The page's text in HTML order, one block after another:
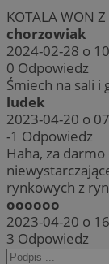
KOTALA WON Z
chorzowiak
2024-02-28 o
0 Odpowiedz
Śmiech na sali i
ludek
2023-04-20 o
-1 Odpowiedz
Haha, za darmo
rynkowych z
oooooo
2023-04-20 o
3 Odpowiedz